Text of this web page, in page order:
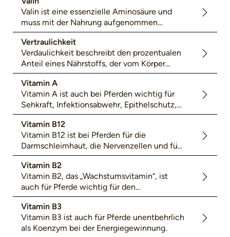
Valin ist eine essenzielle Aminosäure und
muss mit der Nahrung aufgenommen
werden. Valinmangel führt zu verstärktem
Muskelabbau und Wachstumsstörungen.
Besonders nach hoher Leistung und in
Stresssituationen tritt Valin dem
Muskelabbau entgegen und fördert die
Regeneration.
Vertraulichkeit
Verdaulichkeit beschreibt den prozentualen
Anteil eines Nährstoffs, der vom Körper
aufgeschlossen und aufgenommen wird.
Vitamin A
Vitamin A ist auch bei Pferden wichtig für
Sehkraft, Infektionsabwehr, Epithelschutz,
Fruchtbarkeit und Embryonalentwicklung.
Vitamin B12
Vitamin B12 ist bei Pferden für die
Darmschleimhaut, die Nervenzellen und für
die Blutbildung wichtig. Zudem beeinflusst
es die Synthese der Aminosäure Methionin.
Vitamin B2
Vitamin B2, das „Wachstumsvitamin“, ist
auch für Pferde wichtig für den
Energiegewinn aus Nährstoffen, für den
Proteinaufbau und das Wachstum.
Vitamin B3
Vitamin B3 ist auch für Pferde unentbehrlich
als Koenzym bei der Energiegewinnung.